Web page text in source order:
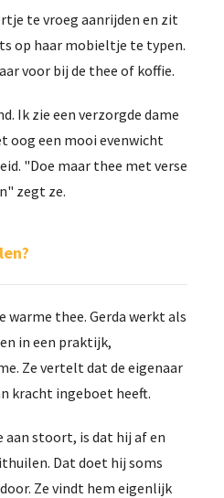
te vroeg aanrijden en zit
op haar mobieltje te typen.
voor bij de thee of koffie.
Ik zie een verzorgde dame
oog een mooi evenwicht
"Doe maar thee met verse
zegt ze.
thee. Gerda werkt als
in een praktijk,
Ze vertelt dat de eigenaar
kracht ingeboet heeft.
aan stoort, is dat hij af en
Dat doet hij soms
Ze vindt hem eigenlijk